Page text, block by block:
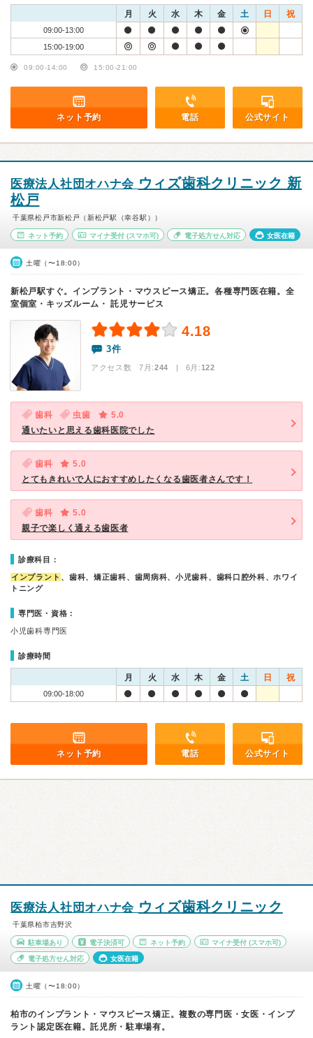
月 火 水 木 金 土 日 祝
09:00-13:00
15:00-19:00
09:00-14:00 15:00-21:00
ネット予約 電話 公式サイト
医療法人社団オハナ会 ウィズ歯科クリニック 新
松戸
千葉県松戸市新松戸（新松戸駅（幸谷駅））
ネット予約 マイナ受付(スマホ可) 電子処方せん対応 女医在籍
土曜（〜18:00）
新松戸駅すぐ。インプラント・マウスピース矯正。各種専門医在籍。全
室個室・キッズルーム・ 託児サービス
4.18
3件
アクセス数 7月:244 | 6月:122
歯科 虫歯
5.0
通いたいと思える歯科医院でした
歯科
5.0
とてもきれいで人におすすめしたくなる歯医者さんです！
歯科
5.0
親子で楽しく通える歯医者
診療科目：
インプラント 、歯科、矯正歯科、歯周病科、小児歯科、歯科口腔外科、ホワイ
トニング
専門医・資格：
小児歯科専門医
診療時間
月 火 水 木 金 土 日 祝
09:00-18:00
ネット予約 電話 公式サイト
医療法人社団オハナ会 ウィズ歯科クリニック
千葉県柏市吉野沢
駐車場あり 電子決済可 ネット予約 マイナ受付 (スマホ可)
電子処方せん対応 女医在籍
土曜（〜18:00）
柏市のインプラント・マウスピース矯正。複数の専門医・女医・インプ
ラント認定医在籍。託児所・駐車場有。